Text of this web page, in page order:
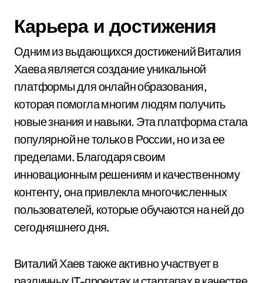
Карьера и достижения
Одним из выдающихся достижений Виталия
Хаева является создание уникальной
платформы для онлайн образования,
которая помогла многим людям получить
новые знания и навыки. Эта платформа стала
популярной не только в России, но и за ее
пределами. Благодаря своим
инновационным решениям и качественному
контенту, она привлекла многочисленных
пользователей, которые обучаются на ней до
сегодняшнего дня.
Виталий Хаев также активно участвует в